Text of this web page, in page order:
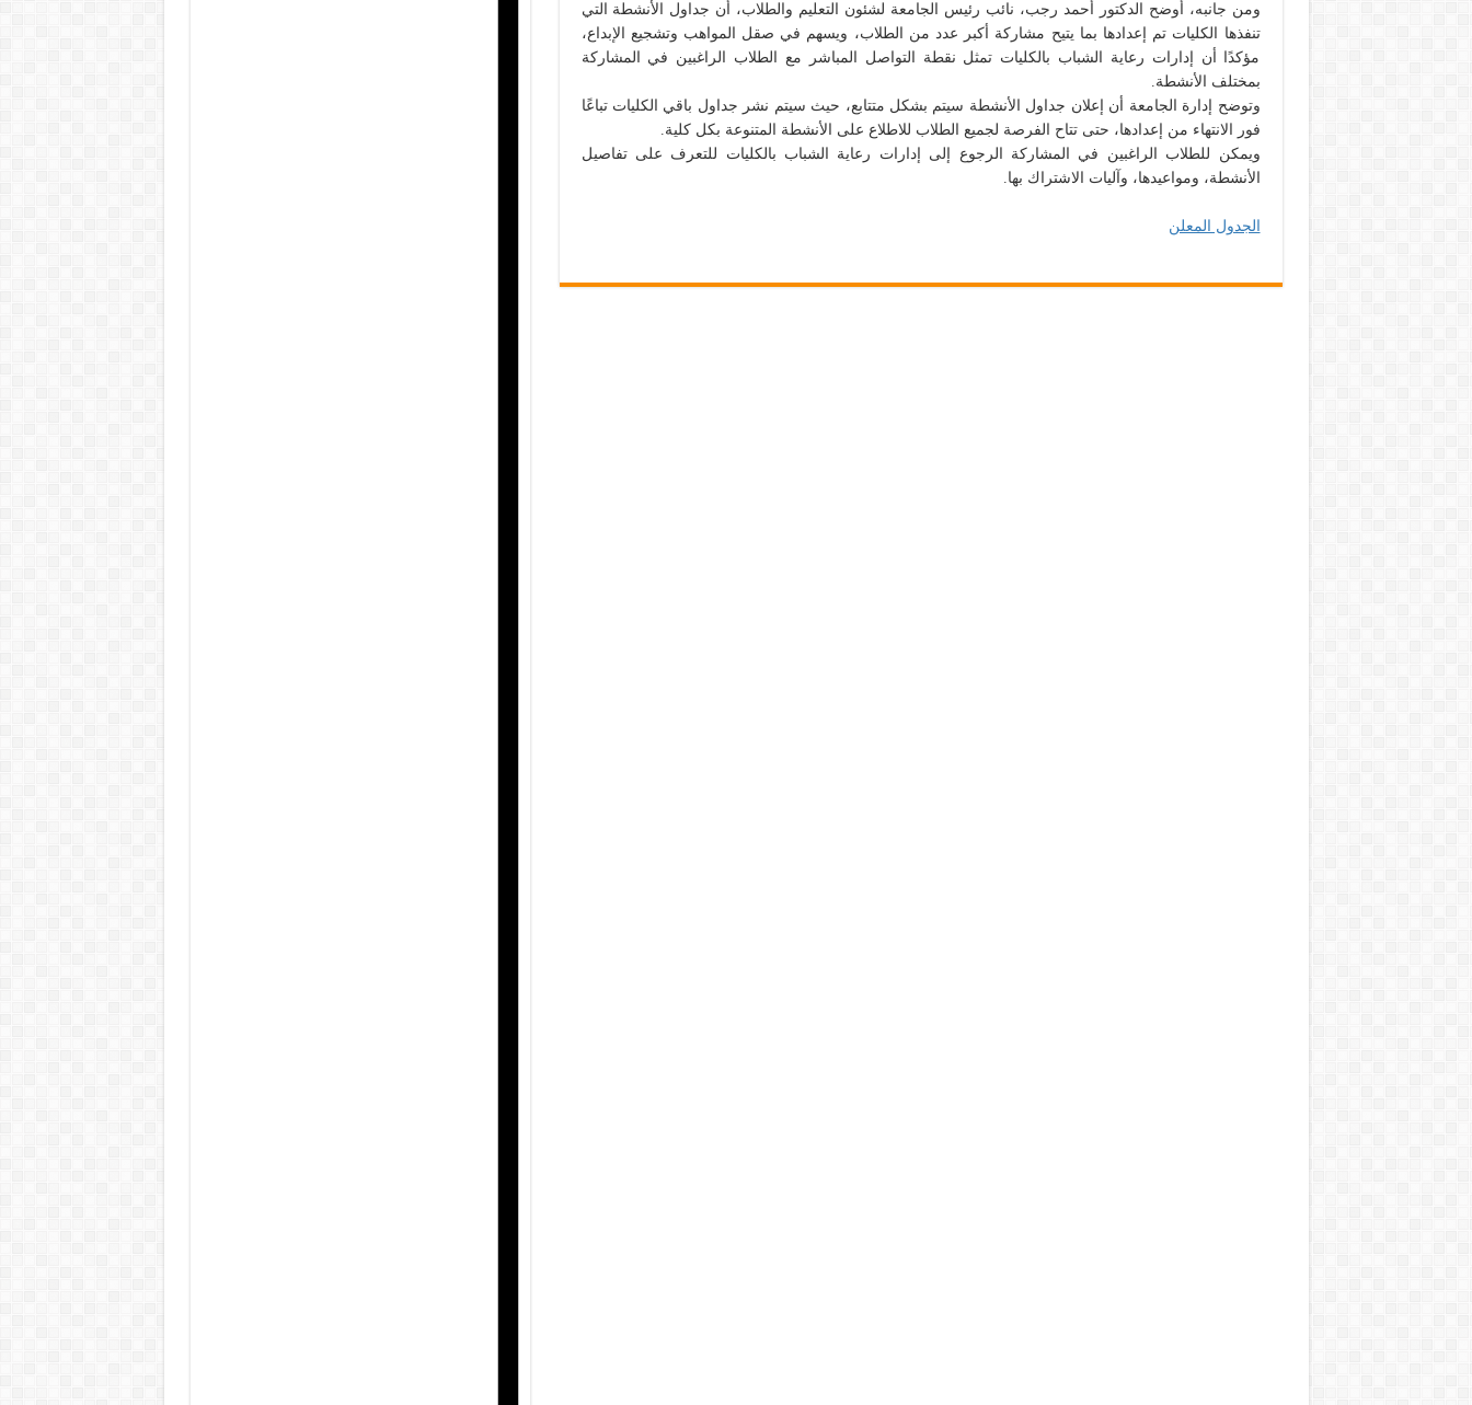
ومن جانبه، أوضح الدكتور أحمد رجب، نائب رئيس الجامعة لشئون التعليم والطلاب، أن جداول الأنشطة التي
تنفذها الكليات تم إعدادها بما يتيح مشاركة أكبر عدد من الطلاب، ويسهم في صقل المواهب وتشجيع الإبداع،
مؤكدًا أن إدارات رعاية الشباب بالكليات تمثل نقطة التواصل المباشر مع الطلاب الراغبين في المشاركة
بمختلف الأنشطة.
وتوضح إدارة الجامعة أن إعلان جداول الأنشطة سيتم بشكل متتابع، حيث سيتم نشر جداول باقي الكليات تباعًا
فور الانتهاء من إعدادها، حتى تتاح الفرصة لجميع الطلاب للاطلاع على الأنشطة المتنوعة بكل كلية.
ويمكن للطلاب الراغبين في المشاركة الرجوع إلى إدارات رعاية الشباب بالكليات للتعرف على تفاصيل
الأنشطة، ومواعيدها، وآليات الاشتراك بها.
الجدول المعلن